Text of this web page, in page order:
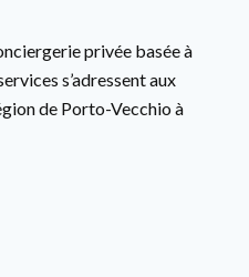
privée basée à
s’adressent aux
de Porto-Vecchio à